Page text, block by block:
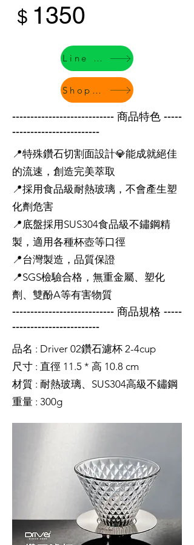
​＄ 1350
Line 下單
Shopee
---------------------------- 商品特色 -----
------------------------
📍特殊鑽石切割面設計💎能成就絕佳
的流速，創造完美萃取
📍採用食品級耐熱玻璃，不會產生塑
化劑危害
📍底盤採用SUS304食品級不鏽鋼精
製，適用各種杯壺等口徑
📍台灣製造，品質保證
📍SGS檢驗合格，無重金屬、塑化
劑、雙酚A等有害物質
---------------------------- 商品規格 -----
------------------------
品名 : Driver 02鑽石濾杯 2-4cup
尺寸 : 直徑 11.5 * 高 10.8 cm
材質 : 耐熱玻璃、SUS304高級不鏽鋼
重量 : 300g